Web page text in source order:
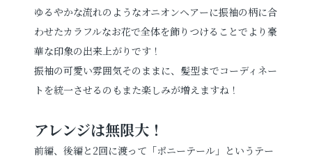
ゆるやかな流れのようなオニオンヘアーに振袖の柄に合
わせたカラフルなお花で全体を飾りつけることでより豪
華な印象の出来上がりです！
振袖の可愛い雰囲気そのままに、髪型までコーディネー
トを統一させるのもまた楽しみが増えますね！
アレンジは無限大！
前編、後編と2回に渡って「ポニーテール」というテー